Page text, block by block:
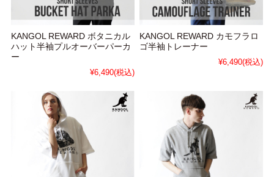
KANGOL REWARD ボタニカル
ハット半袖プルオーバーパーカ
ー
¥6,490(税込)
KANGOL REWARD カモフラロ
ゴ半袖トレーナー
¥6,490(税込)